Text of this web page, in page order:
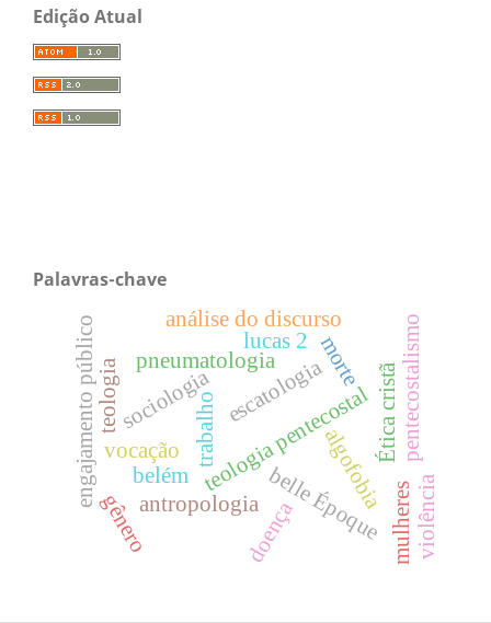
Edição Atual
Palavras-chave
trabalho
vocação teologia pentecostal
antropologia
sociologiaescatologia
engajamento público pneumatologia
Ética cristãpentecostalismo
belém belle Époque
algofobia
teologia
lucas 2
análise do discurso
mulheres
gênero doença
morte
violência